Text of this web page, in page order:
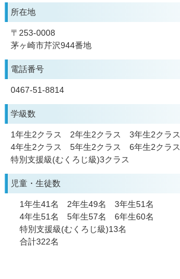
所在地
〒253-0008
茅ヶ崎市芹沢944番地
電話番号
0467-51-8814
学級数
1年生2クラス 2年生2クラス 3年生2クラス
4年生2クラス 5年生2クラス 6年生2クラス
特別支援級(むくろじ級)3クラス
児童・生徒数
1年生41名 2年生49名 3年生51名
4年生51名 5年生57名 6年生60名
特別支援級(むくろじ級)13名
合計322名